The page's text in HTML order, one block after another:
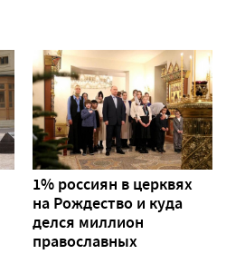
1% россиян в церквях
на Рождество и куда
делся миллион
православных